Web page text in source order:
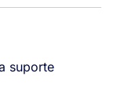
suporte